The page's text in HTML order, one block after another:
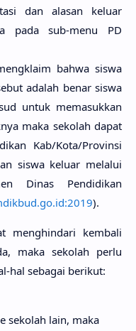
dan alasan keluar
pada sub-menu PD
bahwa siswa
adalah benar siswa
untuk memasukkan
maka sekolah dapat
Kab/Kota/Provinsi
siswa keluar melalui
Dinas Pendidikan
).
menghindari kembali
maka sekolah perlu
hal sebagai berikut:
sekolah lain, maka